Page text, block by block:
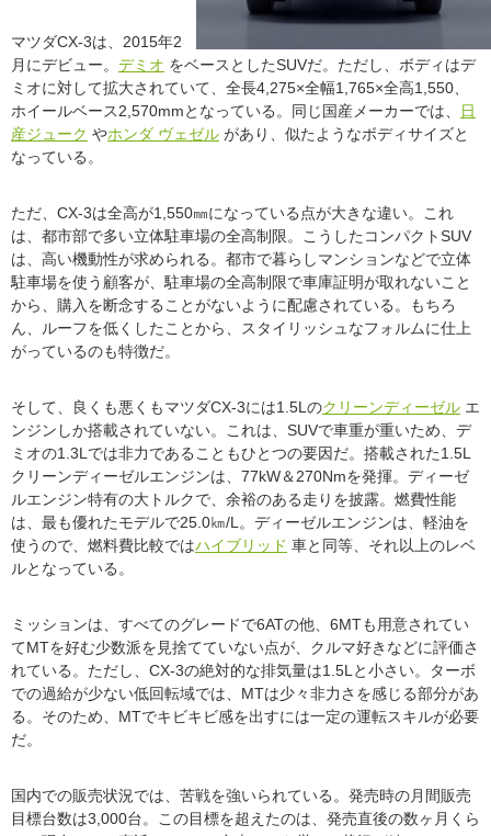
マツダCX-3は、2015年2
月にデビュー。 デミオ をベースとしたSUVだ。ただし、ボディはデ
ミオに対して拡大されていて、全長4,275×全幅1,765×全高1,550、
ホイールベース2,570mmとなっている。同じ国産メーカーでは、
日
産ジューク やホンダ ヴェゼル があり、似たようなボディサイズと
なっている。
ただ、CX-3は全高が1,550㎜になっている点が大きな違い。これ
は、都市部で多い立体駐車場の全高制限。こうしたコンパクトSUV
は、高い機動性が求められる。都市で暮らしマンションなどで立体
駐車場を使う顧客が、駐車場の全高制限で車庫証明が取れないこと
から、購入を断念することがないように配慮されている。もちろ
ん、ルーフを低くしたことから、スタイリッシュなフォルムに仕上
がっているのも特徴だ。
そして、良くも悪くもマツダCX-3には1.5Lのクリーンディーゼル エ
ンジンしか搭載されていない。これは、SUVで車重が重いため、デ
ミオの1.3Lでは非力であることもひとつの要因だ。搭載された1.5L
クリーンディーゼルエンジンは、77kW＆270Nmを発揮。ディーゼ
ルエンジン特有の大トルクで、余裕のある走りを披露。燃費性能
は、最も優れたモデルで25.0㎞/L。ディーゼルエンジンは、軽油を
使うので、燃料費比較ではハイブリッド 車と同等、それ以上のレベ
ルとなっている。
ミッションは、すべてのグレードで6ATの他、6MTも用意されてい
てMTを好む少数派を見捨てていない点が、クルマ好きなどに評価さ
れている。ただし、CX-3の絶対的な排気量は1.5Lと小さい。ターボ
での過給が少ない低回転域では、MTは少々非力さを感じる部分があ
る。そのため、MTでキビキビ感を出すには一定の運転スキルが必要
だ。
国内での販売状況では、苦戦を強いられている。発売時の月間販売
目標台数は3,000台。この目標を超えたのは、発売直後の数ヶ月くら